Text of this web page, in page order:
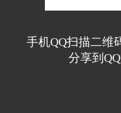
手机QQ扫描二维
分享到